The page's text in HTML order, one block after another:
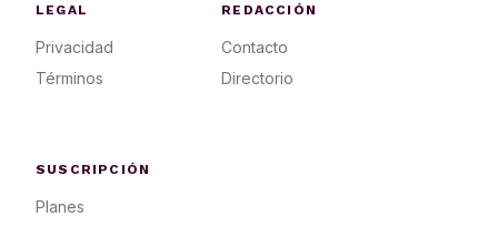
LEGAL
Privacidad
Términos
REDACCIÓN
Contacto
Directorio
SUSCRIPCIÓN
Planes